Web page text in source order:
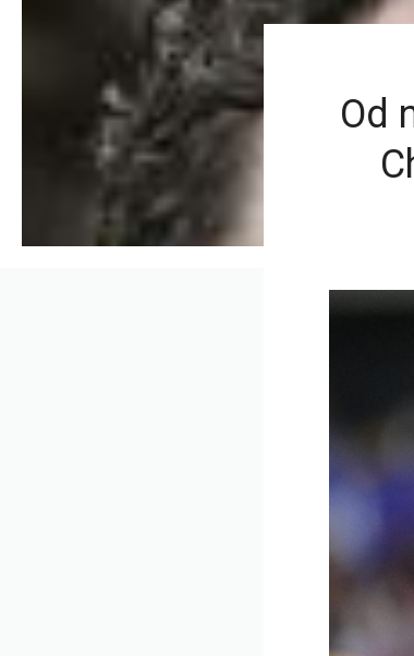
Od